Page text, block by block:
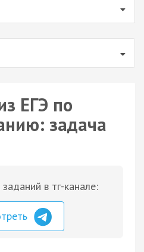
ЕГЭ по
задача
в тг-канале: